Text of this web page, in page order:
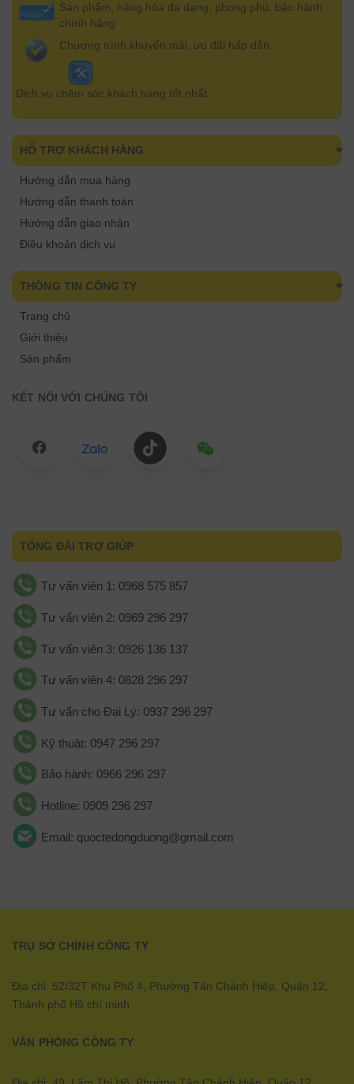
Sản phẩm, hàng hóa đa dạng, phong phú, bảo hành
chính hãng
Chương trình khuyến mãi, ưu đãi hấp dẫn
Dịch vụ chăm sóc khách hàng tốt nhất.
HỖ TRỢ KHÁCH HÀNG
Hướng dẫn mua hàng
Hướng dẫn thanh toán
Hướng dẫn giao nhận
Điều khoản dịch vụ
THÔNG TIN CÔNG TY
Trang chủ
Giới thiệu
Sản phẩm
KẾT NỐI VỚI CHÚNG TÔI
TỔNG ĐÀI TRỢ GIÚP
Tư vấn viên 1: 0968 575 857
Tư vấn viên 2: 0969 296 297
Tư vấn viên 3: 0926 136 137
Tư vấn viên 4: 0828 296 297
Tư vấn cho Đại Lý: 0937 296 297
Kỹ thuật: 0947 296 297
Bảo hành: 0966 296 297
Hotline: 0909 296 297
Email: quoctedongduong@gmail.com
TRỤ SỞ CHÍNH CÔNG TY
Địa chỉ: 52/32T Khu Phố 4, Phường Tân Chánh Hiệp, Quận 12,
Thành phố Hồ chí minh
VĂN PHÒNG CÔNG TY